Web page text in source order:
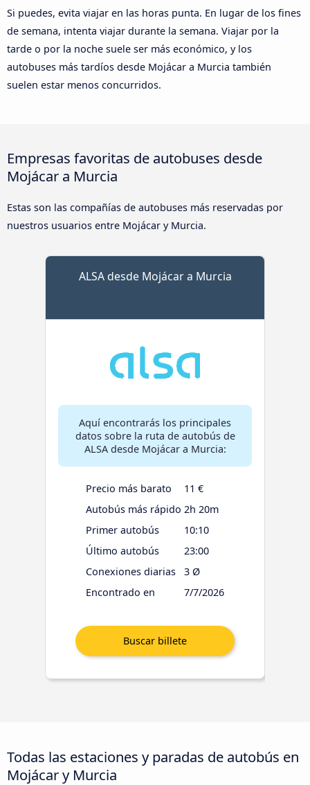
Si puedes, evita viajar en las horas punta. En lugar de los fines
de semana, intenta viajar durante la semana. Viajar por la
tarde o por la noche suele ser más económico, y los
autobuses más tardíos desde Mojácar a Murcia también
suelen estar menos concurridos.
Empresas favoritas de autobuses desde
Mojácar a Murcia
Estas son las compañías de autobuses más reservadas por
nuestros usuarios entre Mojácar y Murcia.
ALSA desde Mojácar a Murcia
Aquí encontrarás los principales
datos sobre la ruta de autobús de
ALSA desde Mojácar a Murcia:
Precio más barato
11 €
Autobús más rápido 2h 20m
Primer autobús
10:10
Último autobús
23:00
Conexiones diarias
3 Ø
Encontrado en
7/7/2026
Todas las estaciones y paradas de autobús en
Mojácar y Murcia